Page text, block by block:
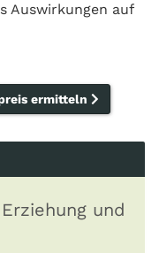
Auswirkungen auf
ermitteln
und